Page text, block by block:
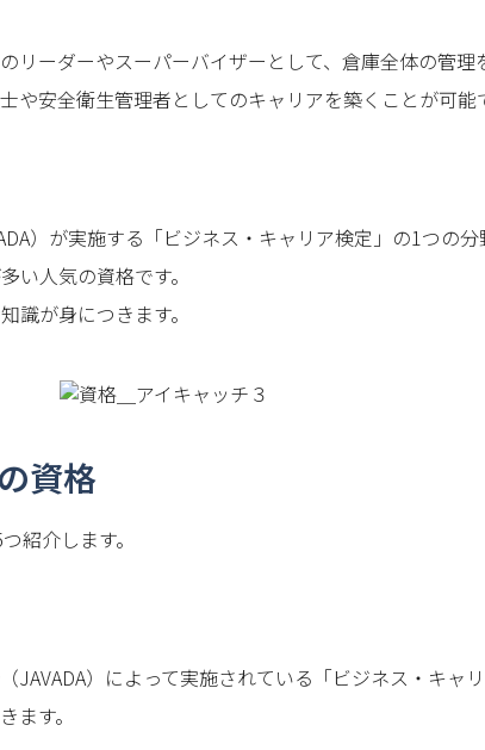
ーダーやスーパーバイザーとして、倉庫全体の管理
安全衛生管理者としてのキャリアを築くことが可能
）が実施する「ビジネス・キャリア検定」の1つの
い人気の資格です。
識が身につきます。
資格
紹介します。
）によって実施されている「ビジネス・キャ
ます。